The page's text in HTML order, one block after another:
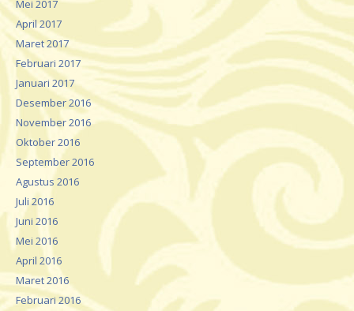
Mei 2017
April 2017
Maret 2017
Februari 2017
Januari 2017
Desember 2016
November 2016
Oktober 2016
September 2016
Agustus 2016
Juli 2016
Juni 2016
Mei 2016
April 2016
Maret 2016
Februari 2016